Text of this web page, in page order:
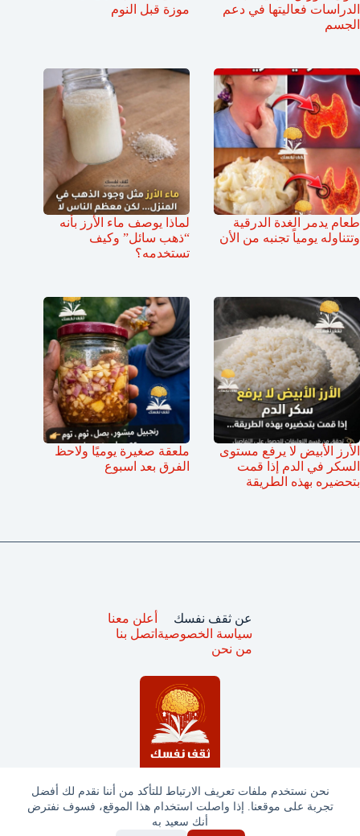
نحن نستخدم ملفات تعريف الارتباط للتأكد من أننا نقدم لك أفضل
تجربة على موقعنا. إذا واصلت استخدام هذا الموقع، فسوف نفترض
أنك سعيد به
الدراسات فعاليتها في دعم
الجسم
موزة قبل النوم
طعام يدمر الغدة الدرقية
وتتناوله يومياً تجنبه من الأن
لماذا يوصف ماء الأرز بأنه
“ذهب سائل” وكيف
تستخدمه؟
الأرز الأبيض لا يرفع مستوى
السكر في الدم إذا قمت
بتحضيره بهذه الطريقة
ملعقة صغيرة يوميًا ولاحظ
الفرق بعد اسبوع
جميع الحقوق محفوظة © ثقف نفسك 2025
عن ثقف نفسك
سياسة الخصوصية
من نحن
أعلن معنا
اتصل بنا